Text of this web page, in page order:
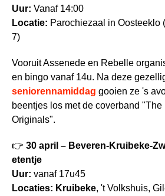
Uur: Vanaf 14:00
Locatie: Parochiezaal in Oosteeklo
7)
Vooruit Assenede en Rebelle
en bingo vanaf 14u. Na deze
seniorennamiddag gooien ze 's
beentjes los met de coverband
Originals".
👉 30 april – Beveren-Kruibeke-
etentje
Uur: vanaf 17u45
Locaties: Kruibeke, 't Volkshuis,